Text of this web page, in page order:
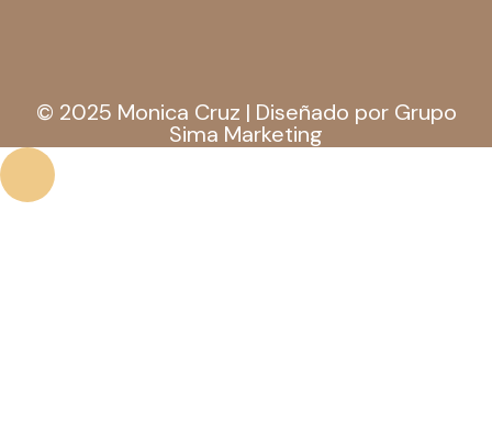
© 2025 Monica Cruz | Diseñado por Grupo
Sima Marketing